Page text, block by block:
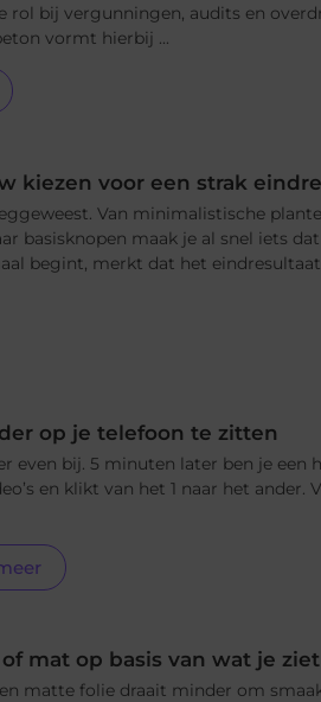
rol bij vergunningen, audits en
vormt hierbij ...
kiezen voor een strak
Van minimalistische
basisknopen maak je al snel iets
begint, merkt dat het
op je telefoon te zitten
even bij. 5 minuten later ben je een
en klikt van het 1 naar het ander.
mat op basis van wat je ziet
matte folie draait minder om